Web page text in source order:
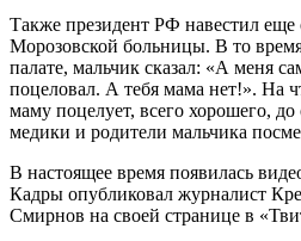
Также президент РФ навестил еще
Морозовской больницы. В то
палате, мальчик сказал: «А меня
поцеловал. А тебя мама нет!». На
маму поцелует, всего хорошего,
медики и родители мальчика
В настоящее время появилась
Кадры опубликовал журналист
Смирнов на своей странице в